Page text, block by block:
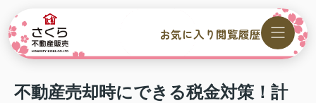
お気に入り 閲覧履歴
不動産売却時にできる税金対策！計